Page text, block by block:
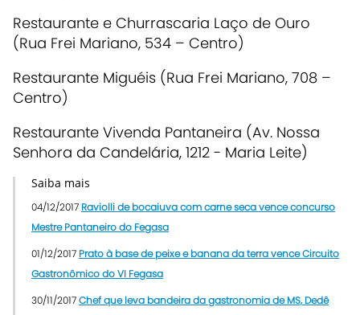
Restaurante e Churrascaria Laço de Ouro
(Rua Frei Mariano, 534 – Centro)
Restaurante Miguéis (Rua Frei Mariano, 708 –
Centro)
Restaurante Vivenda Pantaneira (Av. Nossa
Senhora da Candelária, 1212 - Maria Leite)
Saiba mais
04/12/2017 Raviolli de bocaiuva com carne seca vence concurso
Mestre Pantaneiro do Fegasa
01/12/2017 Prato à base de peixe e banana da terra vence Circuito
Gastronômico do VI Fegasa
30/11/2017Chef que leva bandeira da gastronomia de MS, Dedê